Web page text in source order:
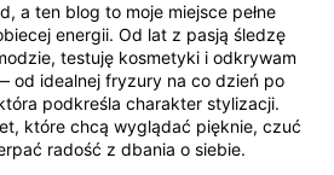
a ten blog to moje miejsce pełne
energii. Od lat z pasją śledzę
testuję kosmetyki i odkrywam
od idealnej fryzury na co dzień po
podkreśla charakter stylizacji.
które chcą wyglądać pięknie, czuć
radość z dbania o siebie.